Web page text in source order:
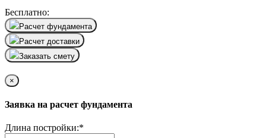
Бесплатно:
Расчет фундамента
Расчет доставки
Заказать смету
×
Заявка на расчет фундамента
Длина постройки:*